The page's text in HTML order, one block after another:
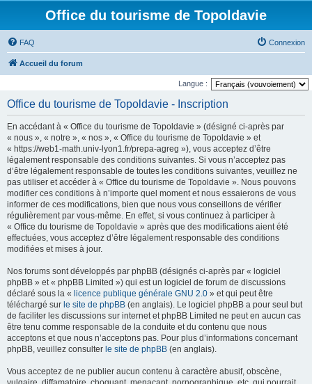
Office du tourisme de Topoldavie
FAQ Connexion
Accueil du forum
Langue :
Office du tourisme de Topoldavie - Inscription
En accédant à « Office du tourisme de Topoldavie » (désigné ci-après par
« nous », « notre », « nos », « Office du tourisme de Topoldavie » et
« https://web1-math.univ-lyon1.fr/prepa-agreg »), vous acceptez d’être
légalement responsable des conditions suivantes. Si vous n’acceptez pas
d’être légalement responsable de toutes les conditions suivantes, veuillez ne
pas utiliser et accéder à « Office du tourisme de Topoldavie ». Nous pouvons
modifier ces conditions à n’importe quel moment et nous essaierons de vous
informer de ces modifications, bien que nous vous conseillons de vérifier
régulièrement par vous-même. En effet, si vous continuez à participer à
« Office du tourisme de Topoldavie » après que des modifications aient été
effectuées, vous acceptez d’être légalement responsable des conditions
modifiées et mises à jour.
Nos forums sont développés par phpBB (désignés ci-après par « logiciel
phpBB » et « phpBB Limited ») qui est un logiciel de forum de discussions
déclaré sous la « licence publique générale GNU 2.0 » et qui peut être
téléchargé sur le site de phpBB (en anglais). Le logiciel phpBB a pour seul but
de faciliter les discussions sur internet et phpBB Limited ne peut en aucun cas
être tenu comme responsable de la conduite et du contenu que nous
acceptons et que nous n’acceptons pas. Pour plus d’informations concernant
phpBB, veuillez consulter le site de phpBB (en anglais).
Vous acceptez de ne publier aucun contenu à caractère abusif, obscène,